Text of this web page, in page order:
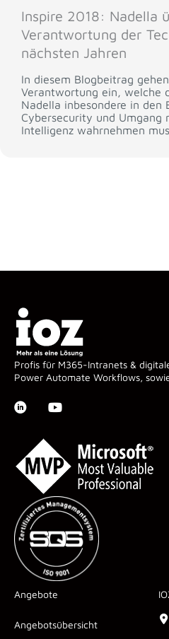
Inspire 2018: Nadella
Verantwortung der
nächsten Jahren
In diesem Blogbeitrag
Verantwortung ein, welche
Nadella inbesondere in den
Cybersecurity und Umgang
Intelligenz wahrnehmen
Profis für M365-Intranets &
Power Automate Workflows,
Angebote
Angebotsübersicht